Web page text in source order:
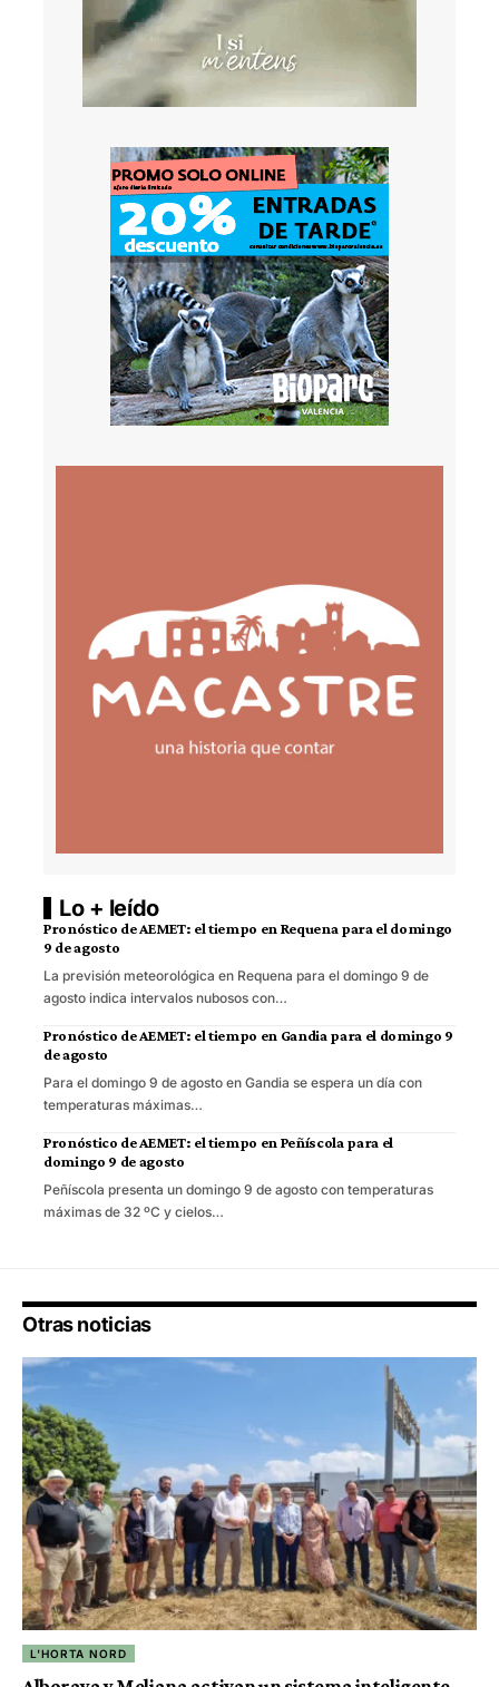
Lo + leído
Pronóstico de AEMET: el tiempo en Requena para el domingo
9 de agosto
La previsión meteorológica en Requena para el domingo 9 de
agosto indica intervalos nubosos con…
Pronóstico de AEMET: el tiempo en Gandia para el domingo 9
de agosto
Para el domingo 9 de agosto en Gandia se espera un día con
temperaturas máximas…
Pronóstico de AEMET: el tiempo en Peñíscola para el
domingo 9 de agosto
Peñíscola presenta un domingo 9 de agosto con temperaturas
máximas de 32 ºC y cielos…
Otras noticias
L'HORTA NORD